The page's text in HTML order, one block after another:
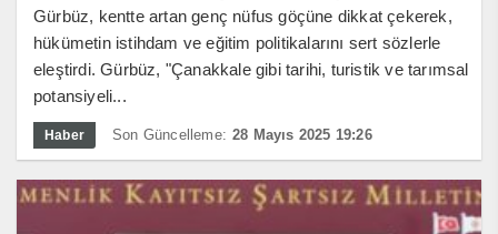
Gürbüz, kentte artan genç nüfus göçüne dikkat çekerek,
hükümetin istihdam ve eğitim politikalarını sert sözlerle
eleştirdi. Gürbüz, "Çanakkale gibi tarihi, turistik ve tarımsal
potansiyeli...
Haber Son Güncelleme: 28 Mayıs 2025 19:26